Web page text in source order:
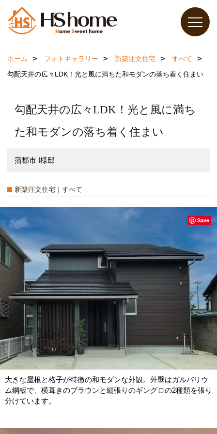
ホーム フォトギャラリー 新築注文住宅
すべて
勾配天井の広々LDK！光と風に満ちた和モダンの落ち着く住まい
勾配天井の広々LDK！光と風に満ち
た和モダンの落ち着く住まい
蒲郡市 I様邸
新築注文住宅｜すべて
大きな屋根と格子が特徴の和モダンな外観。外壁はガルバリウ
ム鋼板で、横葺きのブラウンと縦張りのギングロの2種類を張り
分けています。
Save